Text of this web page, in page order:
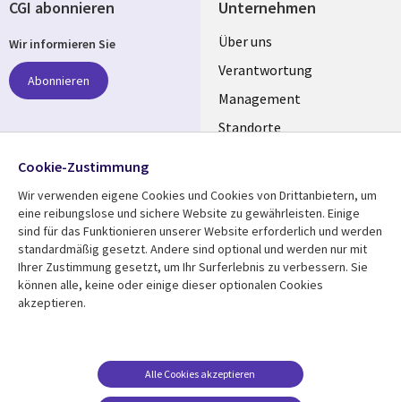
Unternehmen
Useful
links
GERMANY
Über uns
Verantwortung
Management
Standorte
Mediathek
Library
GERMANY
Aktuelles
Rechtliches
Beschwerden/Hinweise
Compliance
CGI abonnieren
Wir informieren Sie
Abonnieren
Folgen Sie uns
Social
Media
GERMANY
Cookie-Zustimmung
Wir verwenden eigene Cookies und Cookies von Drittanbietern, um
eine reibungslose und sichere Website zu gewährleisten. Einige
sind für das Funktionieren unserer Website erforderlich und werden
standardmäßig gesetzt. Andere sind optional und werden nur mit
Ihrer Zustimmung gesetzt, um Ihr Surferlebnis zu verbessern. Sie
können alle, keine oder einige dieser optionalen Cookies
akzeptieren.
Alle Cookies akzeptieren